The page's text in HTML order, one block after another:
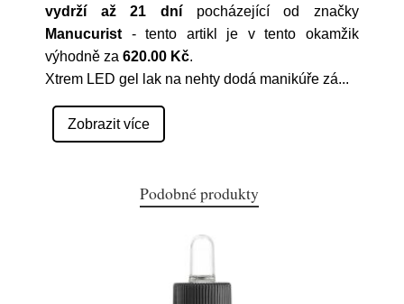
vydrží až 21 dní pocházející od značky
Manucurist - tento artikl je v tento okamžik
výhodně za 620.00 Kč.
Xtrem LED gel lak na nehty dodá manikúře zá...
Zobrazit více
Podobné produkty